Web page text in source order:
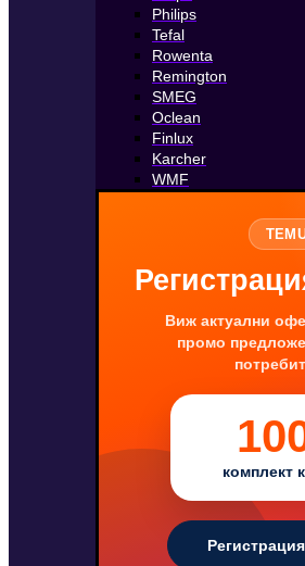
Philips
Tefal
Rowenta
Remington
SMEG
Oclean
Finlux
Karcher
WMF
Виж актуални
промо
комплект